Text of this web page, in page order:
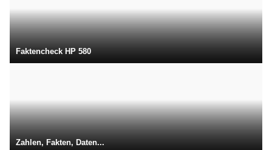
Faktencheck HP 580
Zahlen, Fakten, Daten...